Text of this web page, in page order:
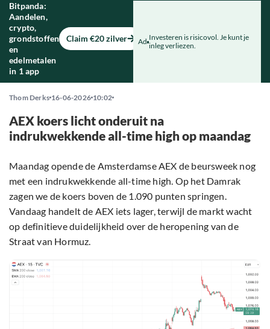
Bitpanda:
Aandelen,
crypto,
grondstoffen
en
edelmetalen
in 1 app
Claim €20 zilver Ad Investeren is risicovol. Je kunt je
inleg verliezen.
Thom Derks 16-06-2026 10:02
AEX koers licht onderuit na
indrukwekkende all-time high op maandag
Maandag opende de Amsterdamse AEX de beursweek nog
met een indrukwekkende all-time high. Op het Damrak
zagen we de koers boven de 1.090 punten springen.
Vandaag handelt de AEX iets lager, terwijl de markt wacht
op definitieve duidelijkheid over de heropening van de
Straat van Hormuz.